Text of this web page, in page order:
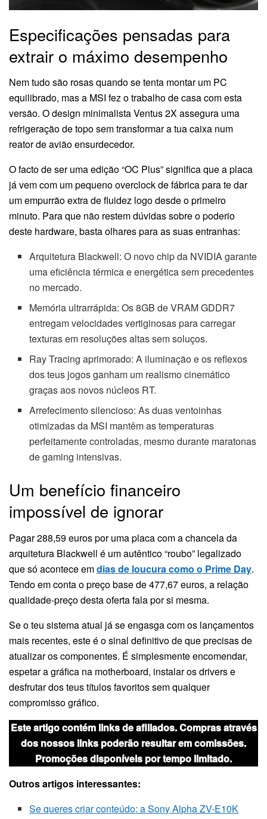
Especificações pensadas para
extrair o máximo desempenho
Nem tudo são rosas quando se tenta montar um PC
equilibrado, mas a MSI fez o trabalho de casa com esta
versão. O design minimalista Ventus 2X assegura uma
refrigeração de topo sem transformar a tua caixa num
reator de avião ensurdecedor.
O facto de ser uma edição “OC Plus” significa que a placa
já vem com um pequeno overclock de fábrica para te dar
um empurrão extra de fluidez logo desde o primeiro
minuto. Para que não restem dúvidas sobre o poderio
deste hardware, basta olhares para as suas entranhas:
Arquitetura Blackwell: O novo chip da NVIDIA garante
uma eficiência térmica e energética sem precedentes
no mercado.
Memória ultrarrápida: Os 8GB de VRAM GDDR7
entregam velocidades vertiginosas para carregar
texturas em resoluções altas sem soluços.
Ray Tracing aprimorado: A iluminação e os reflexos
dos teus jogos ganham um realismo cinemático
graças aos novos núcleos RT.
Arrefecimento silencioso: As duas ventoinhas
otimizadas da MSI mantêm as temperaturas
perfeitamente controladas, mesmo durante maratonas
de gaming intensivas.
Um benefício financeiro
impossível de ignorar
Pagar 288,59 euros por uma placa com a chancela da
arquitetura Blackwell é um autêntico “roubo” legalizado
que só acontece emdias de loucura como o Prime Day.
Tendo em conta o preço base de 477,67 euros, a relação
qualidade-preço desta oferta fala por si mesma.
Se o teu sistema atual já se engasga com os lançamentos
mais recentes, este é o sinal definitivo de que precisas de
atualizar os componentes. É simplesmente encomendar,
espetar a gráfica na motherboard, instalar os drivers e
desfrutar dos teus títulos favoritos sem qualquer
compromisso gráfico.
Este artigo contém links de afiliados. Compras através
dos nossos links poderão resultar em comissões.
Promoções disponíveis por tempo limitado.
Outros artigos interessantes:
Se queres criar conteúdo: a Sony Alpha ZV-E10K